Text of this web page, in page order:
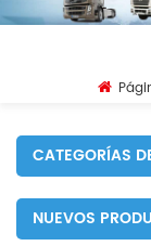
CATEGORÍAS
NUEVOS